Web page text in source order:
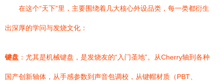
在这个“天下”里，主要围绕着几大核心外设品类，每一类都衍生
出深厚的学问与发烧文化：
键盘 ：尤其是机械键盘，是发烧友的“入门圣地”。从Cherry轴到各种
国产创新轴体，从手感参数到声音包调校，从键帽材质（PBT、